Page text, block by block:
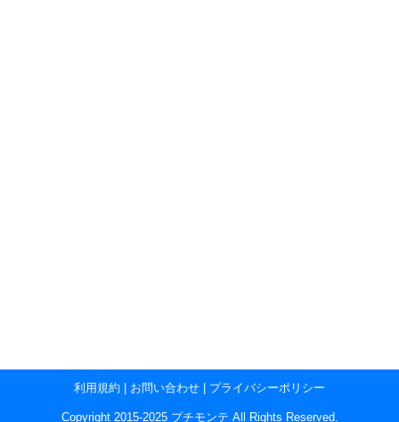
利用規約 お問い合わせ プライバシーポリシー
Copyright 2015-2025 プチモンテ All Rights Reserved.